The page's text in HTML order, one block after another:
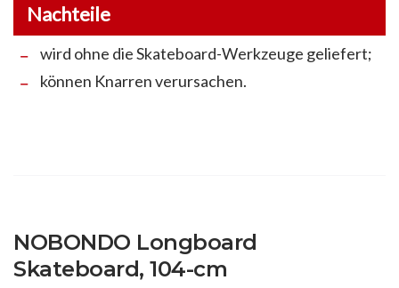
Nachteile
wird ohne die Skateboard-Werkzeuge geliefert;
können Knarren verursachen.
NOBONDO Longboard
Skateboard, 104-cm